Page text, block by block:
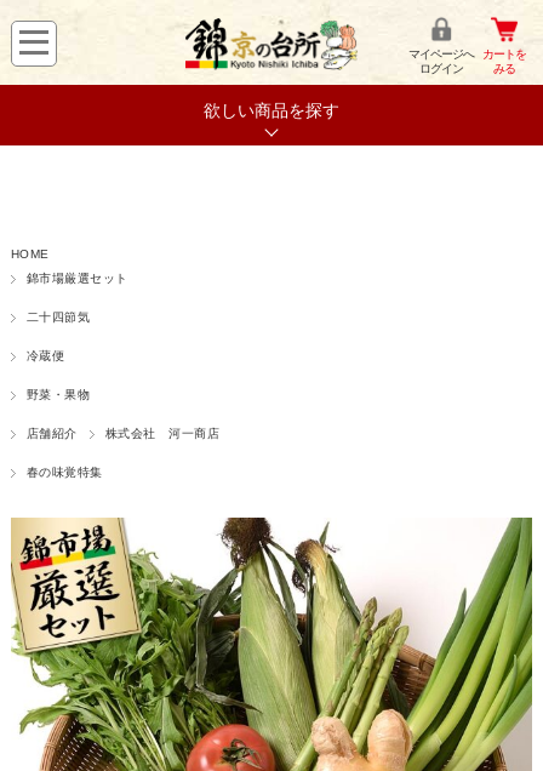
マイページへ
ログイン
カートを
みる
欲しい商品を探す
HOME
錦市場厳選セット
二十四節気
冷蔵便
野菜・果物
店舗紹介 株式会社 河一商店
春の味覚特集